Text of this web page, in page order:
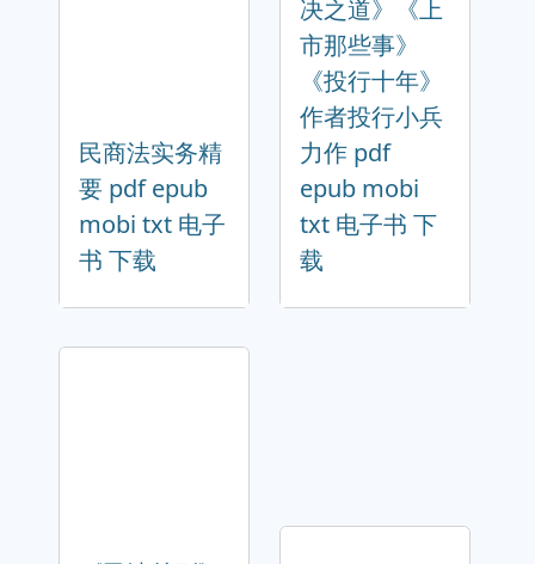
民商法实务精
要 pdf epub
mobi txt 电子
书 下载
决之道》《上
市那些事》
《投行十年》
作者投行小兵
力作 pdf
epub mobi
txt 电子书 下
载